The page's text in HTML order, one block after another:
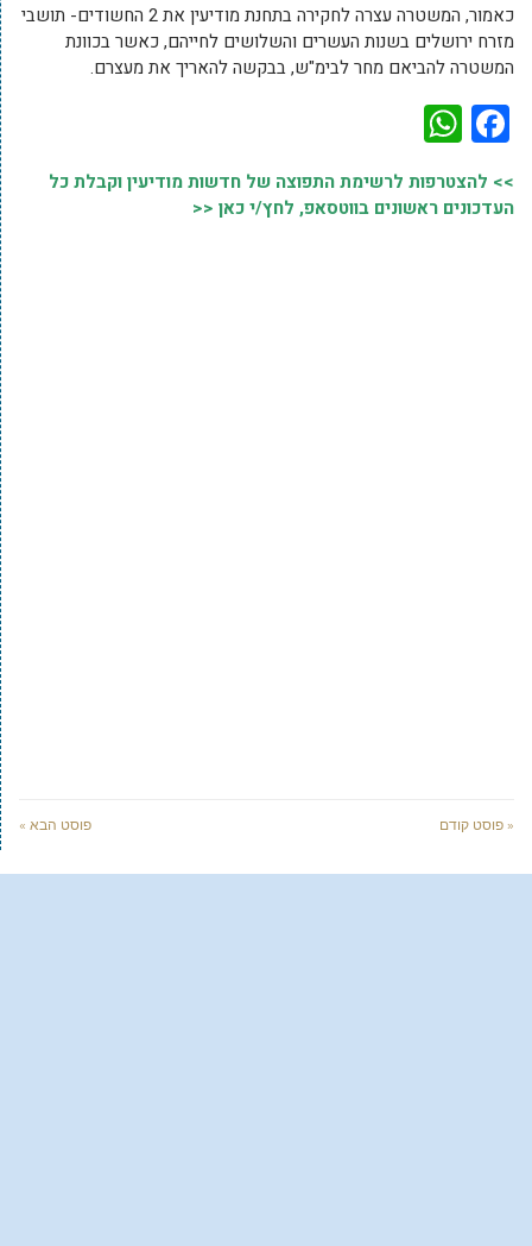
כאמור, המשטרה עצרה לחקירה בתחנת מודיעין את 2 החשודים- תושבי
מזרח ירושלים בשנות העשרים והשלושים לחייהם, כאשר בכוונת
המשטרה להביאם מחר לבימ"ש, בבקשה להאריך את מעצרם.
Facebook
>> להצטרפות לרשימת התפוצה של חדשות מודיעין וקבלת כל
העדכונים ראשונים בווטסאפ, לחץ/י כאן <<
« פוסט קודם פוסט הבא »